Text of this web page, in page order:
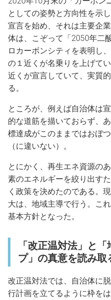
としての姿勢と方向性を示
宣言を始め、それは主要企
体は、こぞって「2050年二
ロカーボンシティを表明し
の１近くが名乗りを上げて
近くが宣言していて、実質
る。
ところが、例えば自治体は
的な道筋を描いておらず、
標達成がこのままではおぼ
（に違いない）。
とにかく、再生エネ資源の
素のエネルギーを絞り出す
く政策を決めたのである。
大は、地域主導で行う。こ
基本方針となった。
「改正温対法」と
プ」の真意を読み取
改正温対法では、自治体に
行計画を立てるように枠を